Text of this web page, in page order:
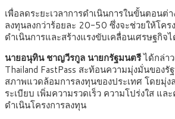
เพื่อลดระยะเวลาการดำเนินการในขั้นตอนต่
ลงทุนลงกว่าร้อยละ 20-50 ซึ่งจะช่วยให้โคร
ดำเนินการและสร้างแรงขับเคลื่อนเศรษฐกิจ
นายอนุทิน ชาญวีรกูล นายกรัฐมนตรีได้กล่า
Thailand FastPass สะท้อนความมุ่งมั่นของรั
สภาพแวดล้อมการลงทุนของประเทศ โดยมุ่
ระเบียบ เพิ่มความรวดเร็ว ความโปร่งใส แล
ดำเนินโครงการลงทุน